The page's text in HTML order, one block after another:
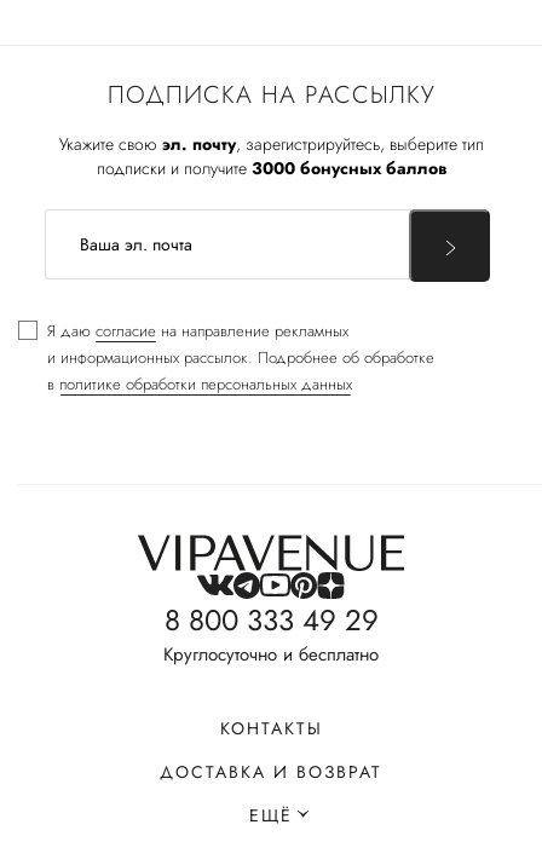
ПОДПИСКА НА РАССЫЛКУ
Укажите свою эл. почту, зарегистрируйтесь, выберите тип
подписки и получите 3000 бонусных баллов
Я даю согласие на направление рекламных
и информационных рассылок. Подробнее об обработке
в политике обработки персональных данных
8 800 333 49 29
Круглосуточно и бесплатно
КОНТАКТЫ
ДОСТАВКА И ВОЗВРАТ
ЕЩЁ